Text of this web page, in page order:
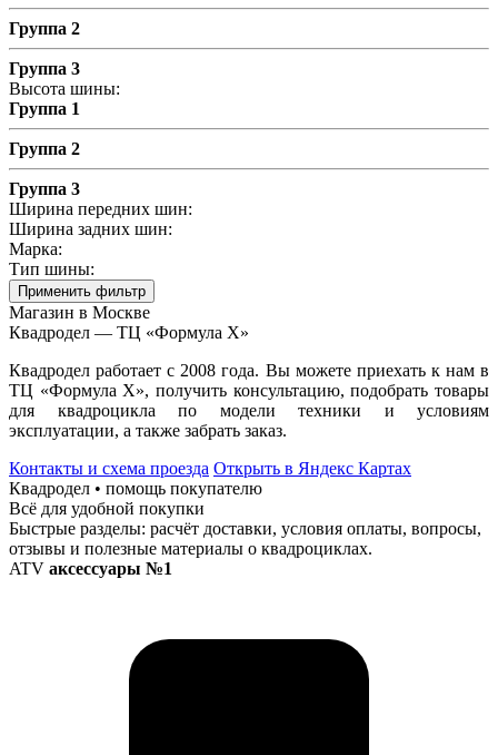
Группа 2
Группа 3
Высота шины:
Группа 1
Группа 2
Группа 3
Ширина передних шин:
Ширина задних шин:
Марка:
Тип шины:
Применить фильтр
Магазин в Москве
Квадродел — ТЦ «Формула Х»
Квадродел работает с 2008 года. Вы можете приехать к нам в
ТЦ «Формула Х», получить консультацию, подобрать товары
для квадроцикла по модели техники и условиям
эксплуатации, а также забрать заказ.
Контакты и схема проезда Открыть в Яндекс Картах
Квадродел • помощь покупателю
Всё для удобной покупки
Быстрые разделы: расчёт доставки, условия оплаты, вопросы,
отзывы и полезные материалы о квадроциклах.
ATV аксессуары №1